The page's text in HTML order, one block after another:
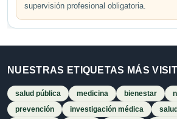
supervisión profesional obligatoria.
NUESTRAS ETIQUETAS MÁS
salud pública medicina bienestar
prevención
investigación médica